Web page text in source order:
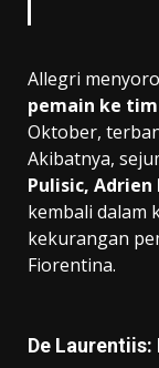
Allegri
pemain ke
Oktober,
Akibatnya,
Pulisic, Adrien
kembali dalam
kekurangan
Fiorentina.
De